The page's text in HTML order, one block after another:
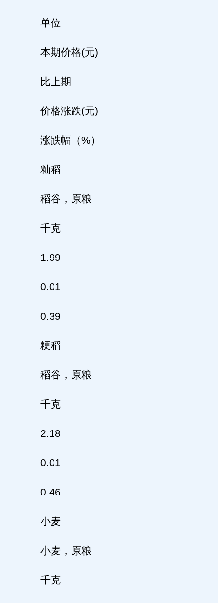
单位
本期价格(元)
比上期
价格涨跌(元)
涨跌幅（%）
籼稻
稻谷，原粮
千克
1.99
0.01
0.39
粳稻
稻谷，原粮
千克
2.18
0.01
0.46
小麦
小麦，原粮
千克